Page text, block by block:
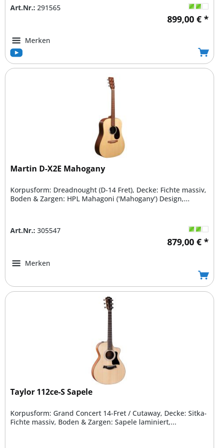
Art.Nr.: 291565
899,00 € *
Merken
Martin D-X2E Mahogany
Korpusform: Dreadnought (D-14 Fret), Decke: Fichte massiv,
Boden & Zargen: HPL Mahagoni ('Mahogany') Design,...
Art.Nr.: 305547
879,00 € *
Merken
Taylor 112ce-S Sapele
Korpusform: Grand Concert 14-Fret / Cutaway, Decke: Sitka-
Fichte massiv, Boden & Zargen: Sapele laminiert,...